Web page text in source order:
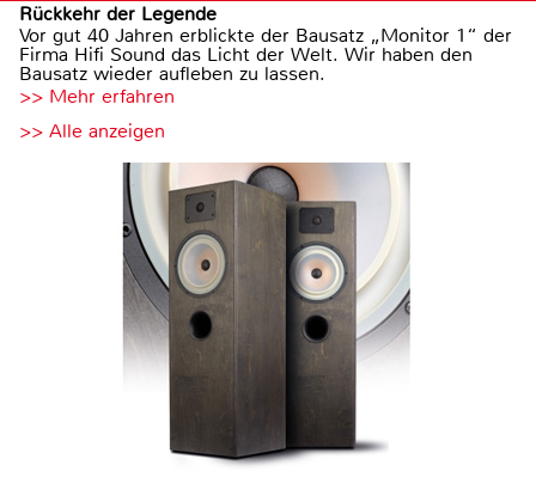
Rückkehr der Legende
Vor gut 40 Jahren erblickte der Bausatz „Monitor 1“ der
Firma Hifi Sound das Licht der Welt. Wir haben den
Bausatz wieder aufleben zu lassen.
>> Mehr erfahren
>> Alle anzeigen